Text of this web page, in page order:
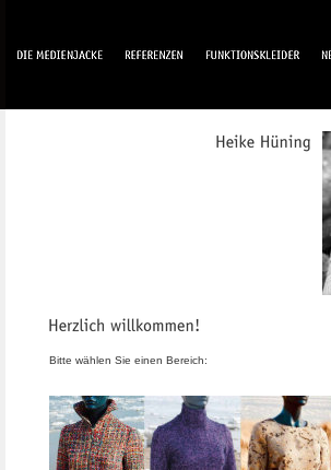
Bitte wählen Sie einen Bereich: